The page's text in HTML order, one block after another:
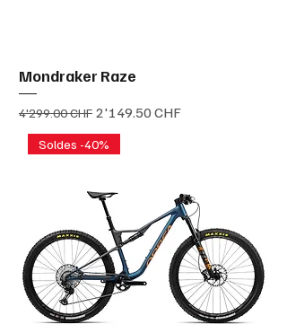
Mondraker Raze
Prix original
4'299.00 CHF Prix promotionnel
2'149.50 CHF
Soldes -40%